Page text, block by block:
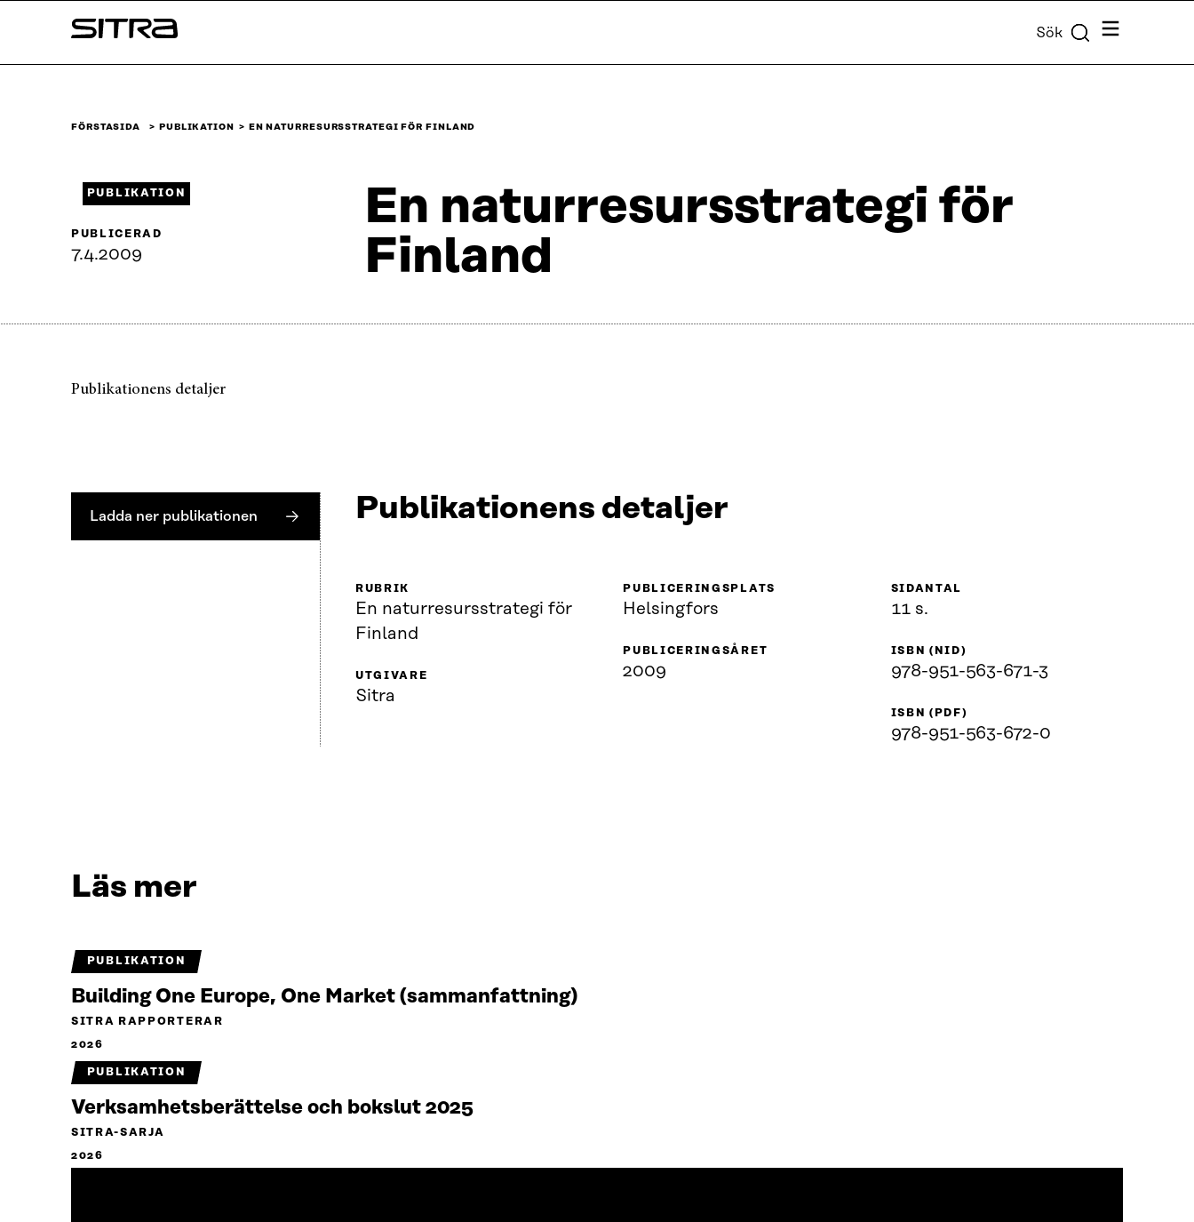
↓
Sitra Sök Meny
FÖRSTASIDA PUBLIKATION EN NATURRESURSSTRATEGI FÖR FINLAND
En naturresursstrategi för
Finland
PUBLIKATION
PUBLICERAD
7.4.2009
Publikationens detaljer
Ladda ner publikationen Publikationens detaljer
RUBRIK
En naturresursstrategi för
Finland
UTGIVARE
Sitra
PUBLICERINGSPLATS
Helsingfors
PUBLICERINGSÅRET
2009
SIDANTAL
11 s.
ISBN (NID)
978-951-563-671-3
ISBN (PDF)
978-951-563-672-0
Läs mer
PUBLIKATION
Building One Europe, One Market (sammanfattning)
SITRA RAPPORTERAR
2026
PUBLIKATION
Verksamhetsberättelse och bokslut 2025
SITRA-SARJA
2026